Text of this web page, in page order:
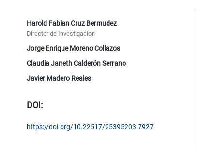
Harold Fabian Cruz Bermudez
Director de Investigacion
Jorge Enrique Moreno Collazos
Claudia Janeth Calderón Serrano
Javier Madero Reales
DOI:
https://doi.org/10.22517/25395203.7927